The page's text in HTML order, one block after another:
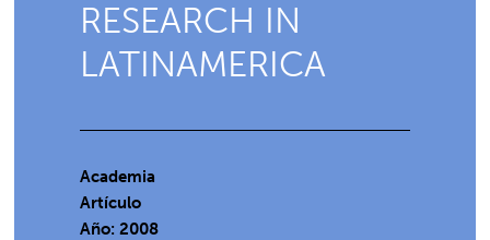
RESEARCH IN
LATINAMERICA
Academia
Artículo
Año: 2008